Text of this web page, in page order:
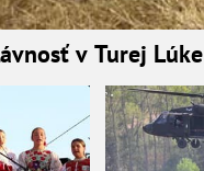
v Turej Lúke